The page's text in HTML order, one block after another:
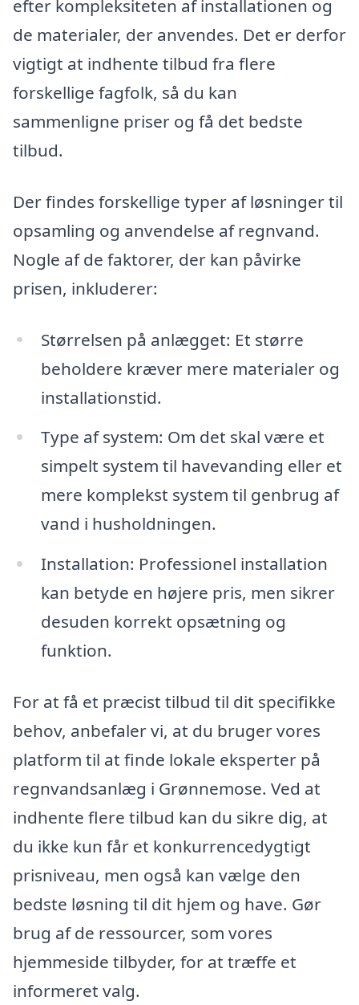
efter kompleksiteten af installationen og
de materialer, der anvendes. Det er derfor
vigtigt at indhente tilbud fra flere
forskellige fagfolk, så du kan
sammenligne priser og få det bedste
tilbud.
Der findes forskellige typer af løsninger til
opsamling og anvendelse af regnvand.
Nogle af de faktorer, der kan påvirke
prisen, inkluderer:
Størrelsen på anlægget: Et større
beholdere kræver mere materialer og
installationstid.
Type af system: Om det skal være et
simpelt system til havevanding eller et
mere komplekst system til genbrug af
vand i husholdningen.
Installation: Professionel installation
kan betyde en højere pris, men sikrer
desuden korrekt opsætning og
funktion.
For at få et præcist tilbud til dit specifikke
behov, anbefaler vi, at du bruger vores
platform til at finde lokale eksperter på
regnvandsanlæg i Grønnemose. Ved at
indhente flere tilbud kan du sikre dig, at
du ikke kun får et konkurrencedygtigt
prisniveau, men også kan vælge den
bedste løsning til dit hjem og have. Gør
brug af de ressourcer, som vores
hjemmeside tilbyder, for at træffe et
informeret valg.